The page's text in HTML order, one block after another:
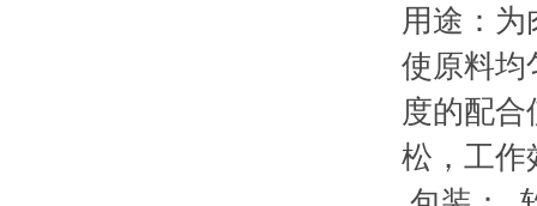
用途：
使原料均
度的配
松，工作